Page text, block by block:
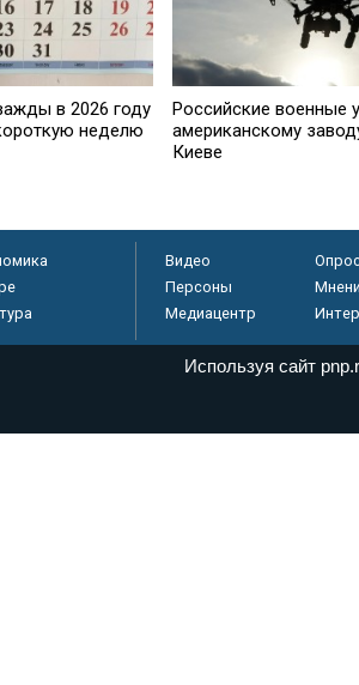
в 2026 году
неделю
Российские военные
американскому
Киеве
Видео
Персоны
Медиацентр
в сфере связи, информационных технологий и
Используя сайт